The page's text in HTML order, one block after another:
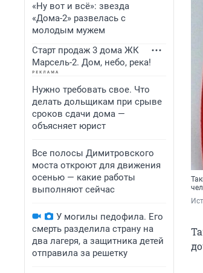
«Ну вот и всё»: звезда
«Дома-2» развелась с
молодым мужем
Старт продаж 3 дома ЖК
Марсель-2. Дом, небо, река!
Нужно требовать свое. Что
делать дольщикам при срыве
сроков сдачи дома —
объясняет юрист
Все полосы Димитровского
моста откроют для движения
осенью — какие работы
выполняют сейчас
У могилы педофила. Его
смерть разделила страну на
два лагеря, а защитника детей
отправила за решетку